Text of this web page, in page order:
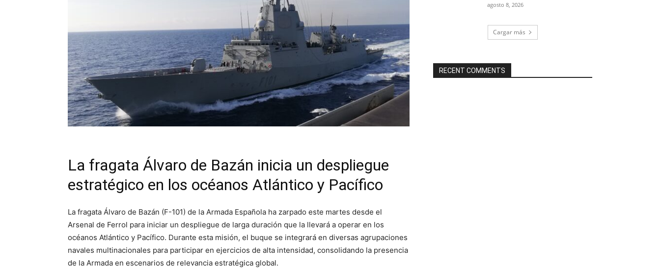
La fragata Álvaro de Bazán inicia un despliegue
estratégico en los océanos Atlántico y Pacífico
La fragata Álvaro de Bazán (F-101) de la Armada Española ha zarpado este martes desde el
Arsenal de Ferrol para iniciar un despliegue de larga duración que la llevará a operar en los
océanos Atlántico y Pacífico. Durante esta misión, el buque se integrará en diversas agrupaciones
navales multinacionales para participar en ejercicios de alta intensidad, consolidando la presencia
de la Armada en escenarios de relevancia estratégica global.
agosto 8, 2026
Cargar más
RECENT COMMENTS